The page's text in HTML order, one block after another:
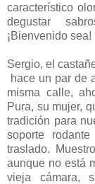
característico
degustar
¡Bienvenido sea!
Sergio, el
hace un par de
misma calle,
Pura, su mujer,
tradición para
soporte
traslado.
aunque no está
vieja cámara,